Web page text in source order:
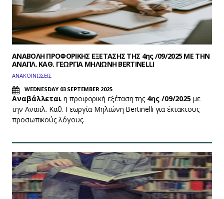
ΑΝΑΒΟΛΗ ΠΡΟΦΟΡΙΚΗΣ ΕΞΕΤΑΣΗΣ ΤΗΣ 4ης /09/2025 ΜΕ ΤΗΝ
ΑΝΑΠΛ. ΚΑΘ. ΓΕΩΡΓΙΑ ΜΗΛΙΩΝΗ BERTINELLI
ΑΝΑΚΟΙΝΩΣΕΙΣ
WEDNESDAY 03 SEPTEMBER 2025
Αναβάλλεται η προφορική εξέταση της 4ης /09/2025 με
την Αναπλ. Καθ. Γεωργία Μηλιώνη Bertinelli για έκτακτους
προσωπικούς λόγους.